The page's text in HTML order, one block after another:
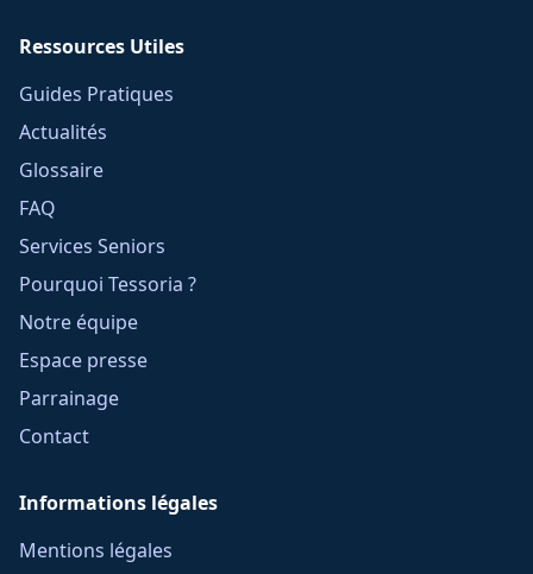
Ressources Utiles
Guides Pratiques
Actualités
Glossaire
FAQ
Services Seniors
Pourquoi Tessoria ?
Notre équipe
Espace presse
Parrainage
Contact
Informations légales
Mentions légales